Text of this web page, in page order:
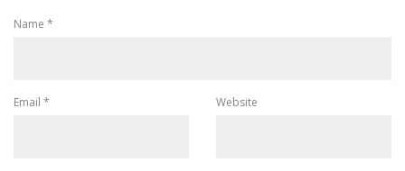
Name *
Email * Website